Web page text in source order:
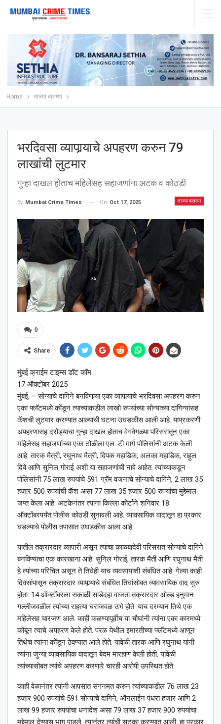
Home ताज्या बातम्या
भरदिवसा व्यापार्‍याचे अपहरण करुन 79
लाखांची लुटमार
गुन्हा दाखल होताच महिलेसह सहाजणांना अटक व कोठडी
ताज्या बातम्या
By Mumbai Crime Times On Oct 17, 2025
0
Share
मुंबई क्राईम टाइम्स डॉट कॉम
17 ऑक्टोंबर 2025
मुंबई, – सोन्याचे दागिने बनविणार्‍या एका व्यापार्‍याचे भरदिवसा अपहरण करुन
एका फ्लॅटमध्ये कोंडून त्याच्याकडील लाखो रुपयांच्या सोन्याच्या दागिन्यांसह
कॅशची लुटमार करण्यात आल्याची घटना उघडकीस आली आहे. याप्रकरणी
अपहरणासह दरोड्याचा गुन्हा दाखल होताच वेगवेगळ्या परिसरातून एका
महिलेसह सहाजणांच्या एका टोळीला एल. टी मार्ग पोलिसांनी अटक केली
आहे. तारक मैत्री, रघुनाथ मैत्री, दिपक महाडिक, अलका महाडिक, राहुल
दिवे आणि सुनिल गोराई अशी या सहाजणांची नावे आहेत. त्यांच्याकडून
पोलिसांनी 75 लाख रुपयांचे 591 ग्रॅम वजनाचे सोन्याचे दागिने, 2 लाख 35
हजार 500 रुपयांची कॅश असा 77 लाख 35 हजार 500 रुपयांचा मुद्देमाल
जप्त केला आहे. अटकेनंतर त्यांना किल्ला कोर्टाने शनिवार 18
ऑक्टोंबरपर्यंत पोलीस कोठडी सुनावली आहे. व्यावसायिक वादातून हा प्रकार
घडल्याचे पोलीस तपासात उघडकीस आला आहे.
यातील तक्रारदार व्यापारी असून त्यांचा काळबादेवी परिसरात सोन्याचे दागिने
बनविण्याचा एक कारखाना आहे. सुनिल गोराई, तारक मैती आणि रघुनाथ मैती
हे त्यांच्या परिचित असून ते तिघेही याच व्यवसायाशी संबंधित आहे. गेल्या काही
दिवसांपासून तक्रारदार व्यापार्‍याचे संबंधित तिघांसोबत व्यावसायिक वाद सुरु
होता. 14 ऑक्टोंबरला सकाळी साडेदहा वाजता तक्रारदार ओल्ड हनुमान
गल्लीजवळील त्यांच्या राहत्या घराजवळ उभे होते. याच दरम्यान तिथे एक
महिलेसह चारजण आले. काही कळण्यापूर्वीच या चौघांनी त्यांना एका कारमध्ये
कोंबून त्याचे अपहरण केले होते. परळ येथील इमारतीच्या फ्लॅटमध्ये आणून
तिथेच त्यांना कोंडून ठेवण्यात आले होते. यावेळी तारक आणि रघुनाथ यांनी
त्यांना जुन्या व्यावसायिक वादातून बेदम मारहाण केली होती. यावेळी
त्यांच्यासोबत त्यांचे अपहरण करणारे चारही आरोपी उपस्थित होते.
काही वेळानंतर त्यांनी आपसांत संगनमत करुन त्यांच्याकडील 76 लाख 23
हजार 900 रुपयांचे 591 सोन्याचे दागिने, ऑनलाईन पंधरा हजार आणि 2
लाख 99 हजार रुपयांचा धनादेश असा 79 लाख 37 हजार 900 रुपयांचा
मुद्देमाल देण्यास भाग पाडले. त्यानंतर त्यांची सुटका करण्यात आली. हा प्रकार